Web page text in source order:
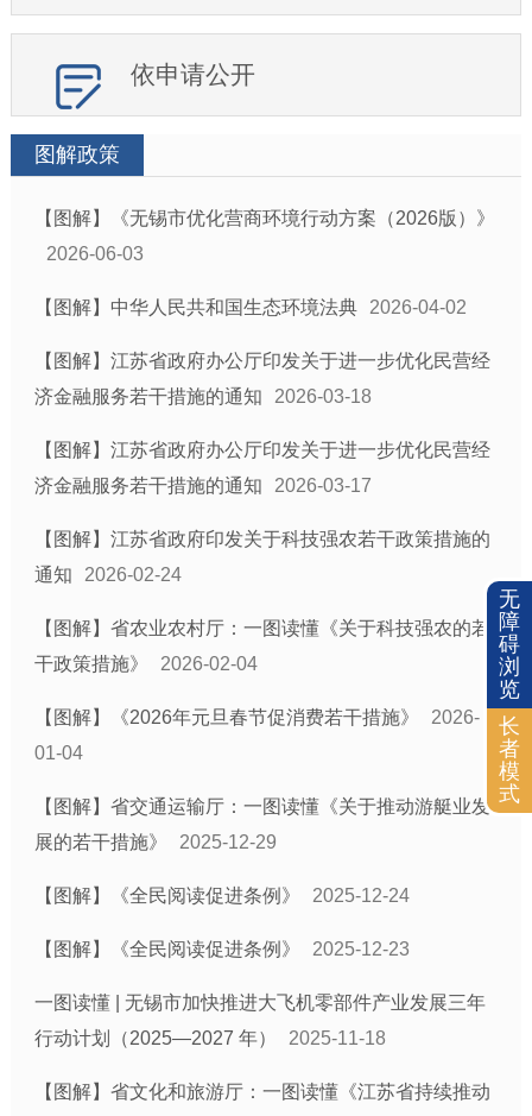
无
障
碍
浏
览
长
者
模
式
依申请公开
图解政策
【图解】《无锡市优化营商环境行动方案（2026版）》
2026-06-03
【图解】中华人民共和国生态环境法典 2026-04-02
【图解】江苏省政府办公厅印发关于进一步优化民营经
济金融服务若干措施的通知
2026-03-18
【图解】江苏省政府办公厅印发关于进一步优化民营经
济金融服务若干措施的通知
2026-03-17
【图解】江苏省政府印发关于科技强农若干政策措施的
通知
2026-02-24
【图解】省农业农村厅：一图读懂《关于科技强农的若
干政策措施》
2026-02-04
【图解】《2026年元旦春节促消费若干措施》
2026-
01-04
【图解】省交通运输厅：一图读懂《关于推动游艇业发
展的若干措施》
2025-12-29
【图解】《全民阅读促进条例》 2025-12-24
【图解】《全民阅读促进条例》 2025-12-23
一图读懂 | 无锡市加快推进大飞机零部件产业发展三年
行动计划（2025—2027 年）
2025-11-18
【图解】省文化和旅游厅：一图读懂《江苏省持续推动